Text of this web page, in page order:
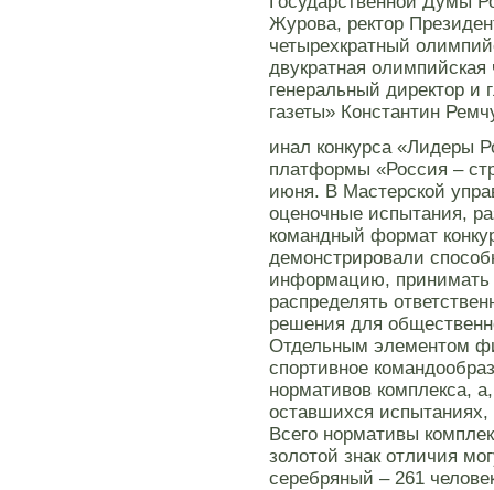
Журова, ректор
четырехкратный
двукратная
генеральный директор и
газеты» Константин
инал конкурса «Лидеры
платформы «Россия –
июня. В Мастерской
оценочные испытания,
командный формат
демонстрировали
информацию, принимать
распределять
решения для
Отдельным элементом
спортивное
нормативов комплекса,
оставшихся испытаниях,
Всего нормативы
золотой знак отличия
серебряный – 261